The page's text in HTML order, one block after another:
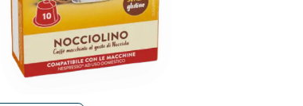
Caffitaly
Uno System Lavazza Firma
Oferty Akcesoria Maracatú